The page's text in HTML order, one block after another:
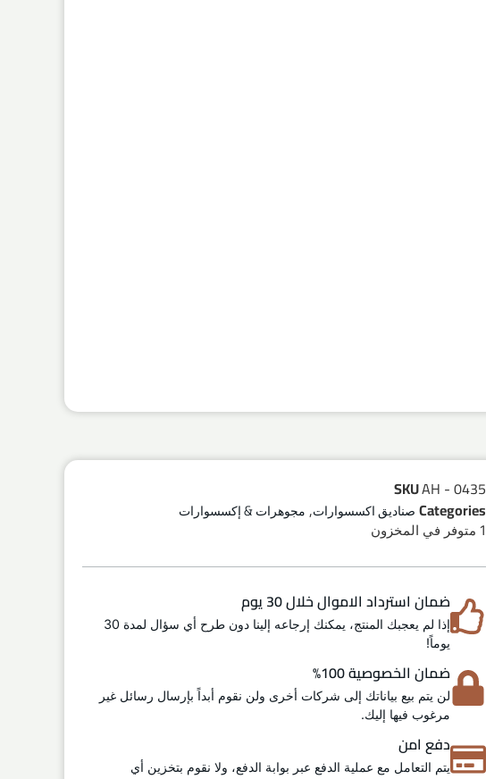
SKUAH - 0435
Categories صناديق اكسسوارات, مجوهرات & إكسسوارات
1 متوفر في المخزون
ضمان استرداد الاموال خلال 30 يوم
إذا لم يعجبك المنتج، يمكنك إرجاعه إلينا دون طرح أي سؤال لمدة 30
يوماً!
ضمان الخصوصية 100%
لن يتم بيع بياناتك إلى شركات أخرى ولن نقوم أبداً بإرسال رسائل غير
مرغوب فيها إليك.
دفع امن
يتم التعامل مع عملية الدفع عبر بوابة الدفع، ولا نقوم بتخزين أي